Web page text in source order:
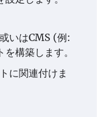
いはCMS (例:
構築します。
に関連付けま